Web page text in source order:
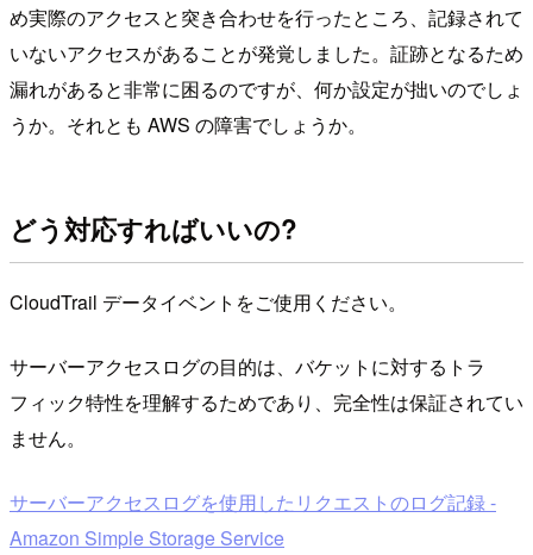
め実際のアクセスと突き合わせを行ったところ、記録されて
いないアクセスがあることが発覚しました。証跡となるため
漏れがあると非常に困るのですが、何か設定が拙いのでしょ
うか。それとも AWS の障害でしょうか。
どう対応すればいいの?
CloudTrail データイベントをご使用ください。
サーバーアクセスログの目的は、バケットに対するトラ
フィック特性を理解するためであり、完全性は保証されてい
ません。
サーバーアクセスログを使用したリクエストのログ記録 -
Amazon Simple Storage Service